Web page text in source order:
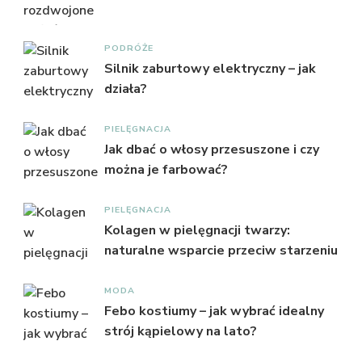
PODRÓŻE
Silnik zaburtowy elektryczny – jak
działa?
PIELĘGNACJA
Jak dbać o włosy przesuszone i czy
można je farbować?
PIELĘGNACJA
Kolagen w pielęgnacji twarzy:
naturalne wsparcie przeciw starzeniu
MODA
Febo kostiumy – jak wybrać idealny
strój kąpielowy na lato?